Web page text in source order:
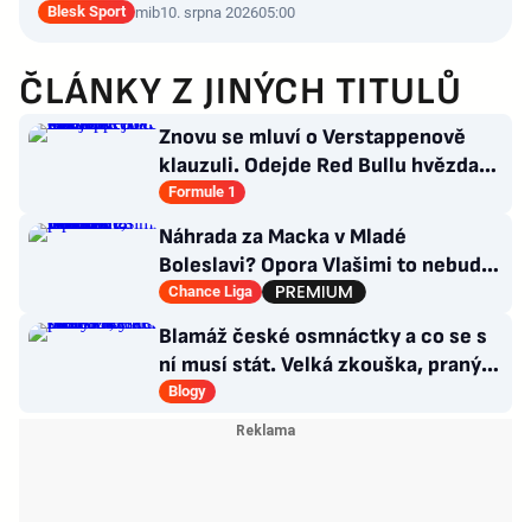
Blesk Sport mib10. srpna 202605:00
ČLÁNKY Z JINÝCH TITULŮ
Znovu se mluví o Verstappenově
klauzuli. Odejde Red Bullu hvězda?
Možnosti jsou omezené
Formule 1
Náhrada za Macka v Mladé
Boleslavi? Opora Vlašimi to nebude,
přichází záložník Baníku
Chance Liga
Blamáž české osmnáctky a co se s
ní musí stát. Velká zkouška, pranýř
není na místě
Blogy